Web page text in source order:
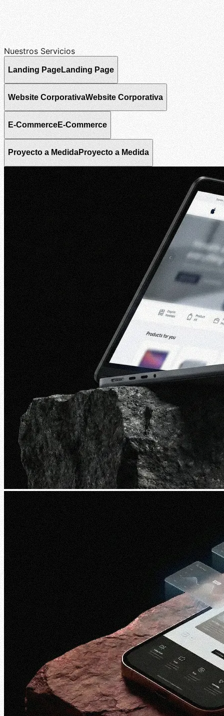
Nuestros Servicios
Landing PageLanding Page
Website CorporativaWebsite Corporativa
E-CommerceE-Commerce
Proyecto a MedidaProyecto a Medida